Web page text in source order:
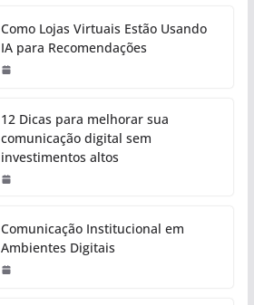
Como Lojas Virtuais Estão Usando
IA para Recomendações
12 Dicas para melhorar sua
comunicação digital sem
investimentos altos
Comunicação Institucional em
Ambientes Digitais